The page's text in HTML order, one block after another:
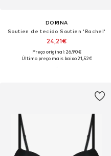
DORINA
Soutien de tecido Soutien 'Rachel'
24,21€
Preço original: 26,90€
Último preço mais baixo:21,52€